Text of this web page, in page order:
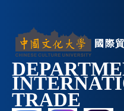
內
容
區
國際
TRADE